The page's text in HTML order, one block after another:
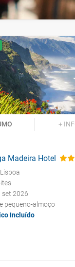
+
Madeira Hotel
set 2026
pequeno-almoço
Incluído